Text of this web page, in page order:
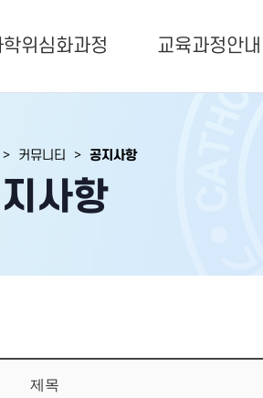
위심화과정 교육과정안내
커뮤니티 > 공지사항
사항
제목